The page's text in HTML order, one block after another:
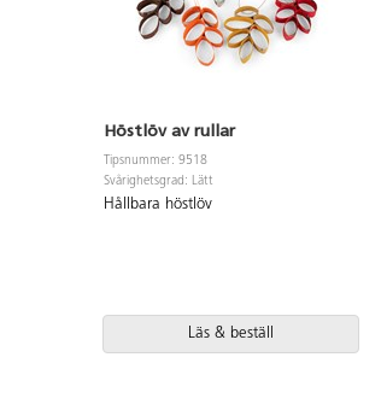
Höstlöv av rullar
Tipsnummer: 9518
Svårighetsgrad: Lätt
Hållbara höstlöv
Läs & beställ